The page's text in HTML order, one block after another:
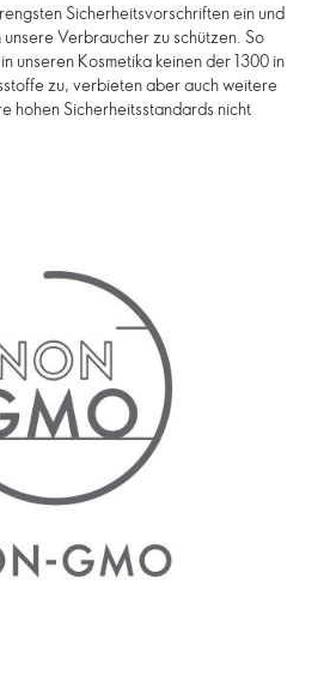
Sicherheitsvorschriften ein und
Verbraucher zu schützen. So
unseren Kosmetika keinen der 1300 in
zu, verbieten aber auch weitere
hohen Sicherheitsstandards nicht